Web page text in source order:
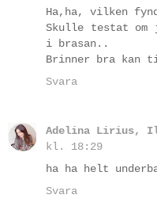
Ha,ha, vilken
Skulle testat om
i brasan..
Brinner bra kan
Svara
Adelina Lirius,
kl. 18:29
ha ha helt
Svara